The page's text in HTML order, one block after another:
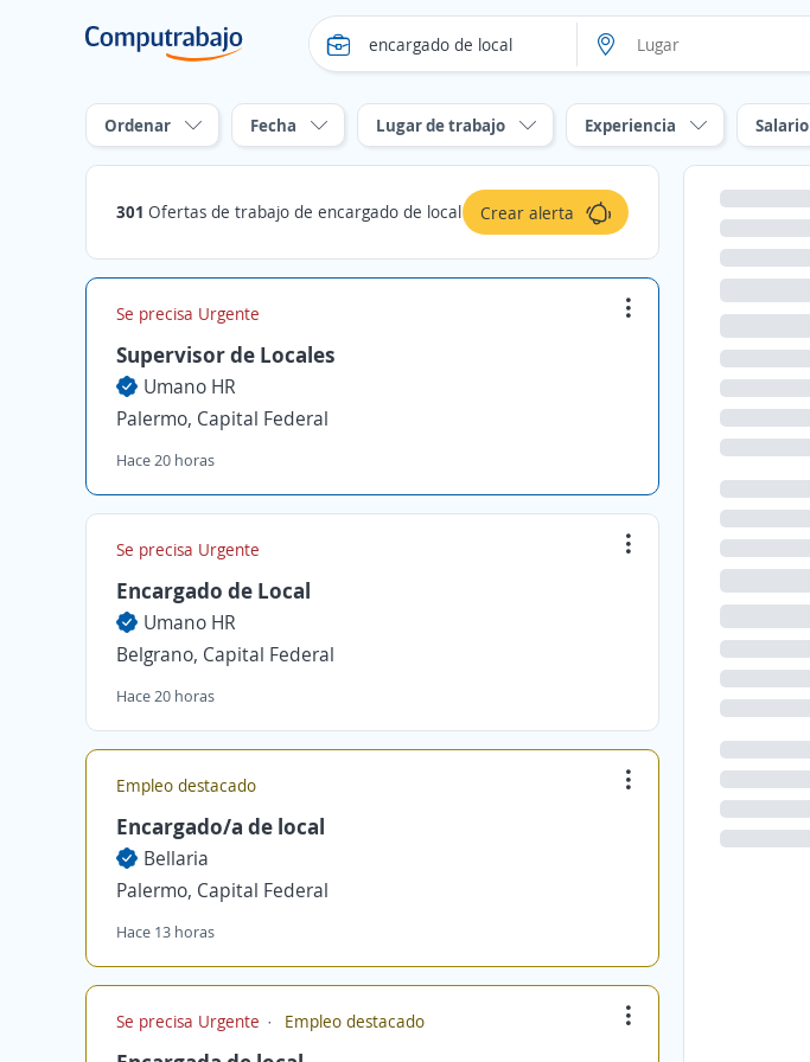
Ordenar Fecha Lugar de trabajo Experiencia Salario
301 Ofertas de trabajo de encargado de local Crear alerta
Se precisa Urgente
Supervisor de Locales
Umano HR
Palermo, Capital Federal
Hace 20 horas
Se precisa Urgente
Encargado de Local
Umano HR
Belgrano, Capital Federal
Hace 20 horas
Empleo destacado
Encargado/a de local
Bellaria
Palermo, Capital Federal
Hace 13 horas
Se precisa Urgente Empleo destacado